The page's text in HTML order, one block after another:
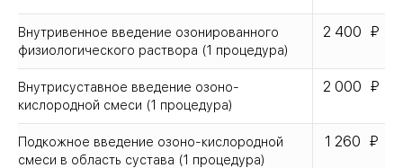
Внутривенное введение озонированного
физиологического раствора (1 процедура)
2 400
Внутрисуставное введение озоно-
кислородной смеси (1 процедура)
2 000
Подкожное введение озоно-кислородной
смеси в область сустава (1 процедура)
1 260